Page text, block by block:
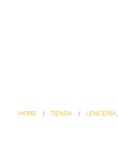
HOME TIENDA LENCERÍA,